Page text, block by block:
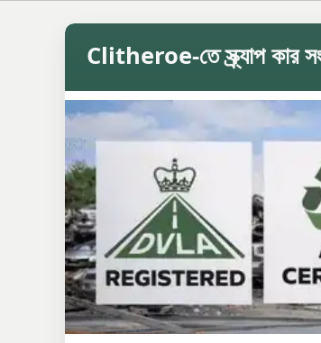
Clitheroe-তে স্ক্র্যাপ কার